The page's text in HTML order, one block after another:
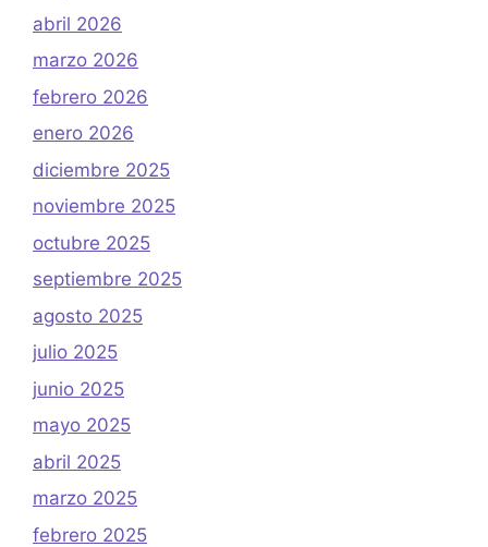
abril 2026
marzo 2026
febrero 2026
enero 2026
diciembre 2025
noviembre 2025
octubre 2025
septiembre 2025
agosto 2025
julio 2025
junio 2025
mayo 2025
abril 2025
marzo 2025
febrero 2025